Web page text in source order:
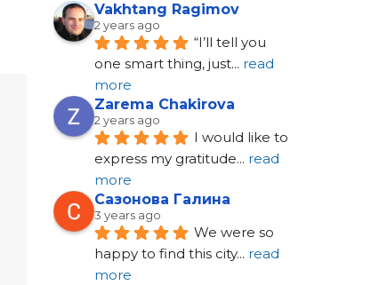
Vakhtang Ragimov
2 years ago
“I’ll tell you
one smart thing, just... read
more
Zarema Chakirova
2 years ago
I would like to
express my gratitude... read
more
Сазонова Галина
3 years ago
We were so
happy to find this city... read
more